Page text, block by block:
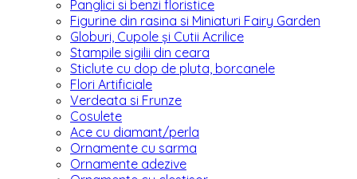
Panglici si benzi floristice
Figurine din rasina si Miniaturi Fairy Garden
Globuri, Cupole și Cutii Acrilice
Stampile sigilii din ceara
Sticlute cu dop de pluta, borcanele
Flori Artificiale
Verdeata si Frunze
Cosulete
Ace cu diamant/perla
Ornamente cu sarma
Ornamente adezive